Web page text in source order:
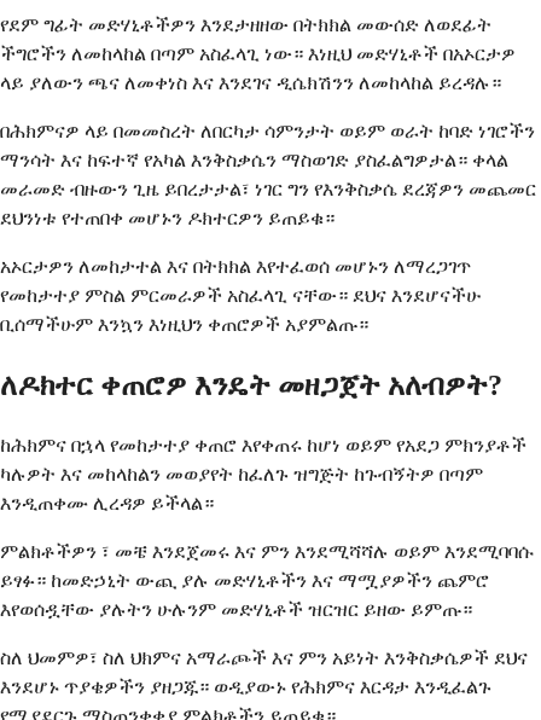
የደም ግፊት መድሃኒቶችዎን እንደታዘዘው በትክክል መውሰድ ለወደፊት
ችግሮችን ለመከላከል በጣም አስፈላጊ ነው። እነዚህ መድሃኒቶች በአኦርታዎ
ላይ ያለውን ጫና ለመቀነስ እና እንደገና ዲሴክሽንን ለመከላከል ይረዳሉ።
በሕክምናዎ ላይ በመመስረት ለበርካታ ሳምንታት ወይም ወራት ከባድ ነገሮችን
ማንሳት እና ከፍተኛ የአካል እንቅስቃሴን ማስወገድ ያስፈልግዎታል። ቀላል
መራመድ ብዙውን ጊዜ ይበረታታል፣ ነገር ግን የእንቅስቃሴ ደረጃዎን መጨመር
ደህንነቱ የተጠበቀ መሆኑን ዶክተርዎን ይጠይቁ።
አኦርታዎን ለመከታተል እና በትክክል እየተፈወሰ መሆኑን ለማረጋገጥ
የመከታተያ ምስል ምርመራዎች አስፈላጊ ናቸው። ደህና እንደሆናችሁ
ቢሰማችሁም እንኳን እነዚህን ቀጠሮዎች አያምልጡ።
ለዶክተር ቀጠሮዎ እንዴት መዘጋጀት አለብዎት?
ከሕክምና በኋላ የመከታተያ ቀጠሮ እየቀጠሩ ከሆነ ወይም የአደጋ ምክንያቶች
ካሉዎት እና መከላከልን መወያየት ከፈለጉ ዝግጅት ከጉብኝትዎ በጣም
እንዲጠቀሙ ሊረዳዎ ይችላል።
ምልክቶችዎን ፣ መቼ እንደጀመሩ እና ምን እንደሚሻሻሉ ወይም እንደሚባባሱ
ይፃፉ። ከመድኃኒት ውጪ ያሉ መድሃኒቶችን እና ማሟያዎችን ጨምሮ
እየወሰዷቸው ያሉትን ሁሉንም መድሃኒቶች ዝርዝር ይዘው ይምጡ።
ስለ ህመምዎ፣ ስለ ህክምና አማራጮች እና ምን አይነት እንቅስቃሴዎች ደህና
እንደሆኑ ጥያቄዎችን ያዘጋጁ። ወዲያውኑ የሕክምና እርዳታ እንዲፈልጉ